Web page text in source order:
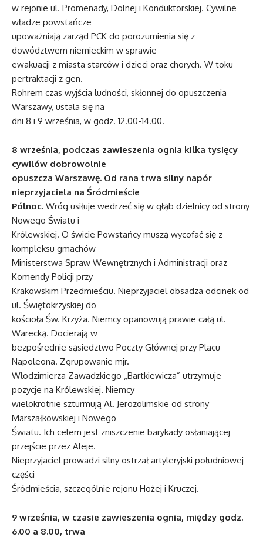
w rejonie ul. Promenady, Dolnej i Konduktorskiej. Cywilne
władze powstańcze
upoważniają zarząd PCK do porozumienia się z
dowództwem niemieckim w sprawie
ewakuacji z miasta starców i dzieci oraz chorych. W toku
pertraktacji z gen.
Rohrem czas wyjścia ludności, skłonnej do opuszczenia
Warszawy, ustala się na
dni 8 i 9 września, w godz. 12.00-14.00.
8 września, podczas zawieszenia ognia kilka tysięcy
cywilów dobrowolnie
opuszcza Warszawę. Od rana trwa silny napór
nieprzyjaciela na Śródmieście
Północ. Wróg usiłuje wedrzeć się w głąb dzielnicy od strony
Nowego Światu i
Królewskiej. O świcie Powstańcy muszą wycofać się z
kompleksu gmachów
Ministerstwa Spraw Wewnętrznych i Administracji oraz
Komendy Policji przy
Krakowskim Przedmieściu. Nieprzyjaciel obsadza odcinek od
ul. Świętokrzyskiej do
kościoła Św. Krzyża. Niemcy opanowują prawie całą ul.
Warecką. Docierają w
bezpośrednie sąsiedztwo Poczty Głównej przy Placu
Napoleona. Zgrupowanie mjr.
Włodzimierza Zawadzkiego „Bartkiewicza” utrzymuje
pozycje na Królewskiej. Niemcy
wielokrotnie szturmują Al. Jerozolimskie od strony
Marszałkowskiej i Nowego
Światu. Ich celem jest zniszczenie barykady osłaniającej
przejście przez Aleje.
Nieprzyjaciel prowadzi silny ostrzał artyleryjski południowej
części
Śródmieścia, szczególnie rejonu Hożej i Kruczej.
9 września, w czasie zawieszenia ognia, między godz.
6.00 a 8.00, trwa